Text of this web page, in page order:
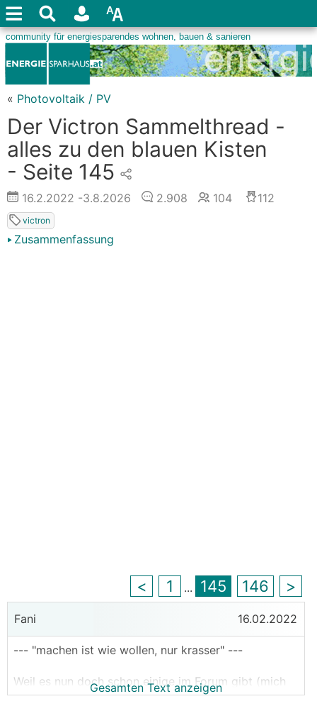
« Photovoltaik / PV
Der Victron Sammelthread -
alles zu den blauen Kisten
- Seite 145
16.2.2022 -3.8.2026 2.908 104 112
victron
Zusammenfassung
< 1 ... 145 146 >
Fani 16.02.2022
--- "machen ist wie wollen, nur krasser" ---
Weil es nun doch schon einige im Forum gibt (mich
eingeschlossen), die entweder dabei sind eine
Gesamten Text anzeigen